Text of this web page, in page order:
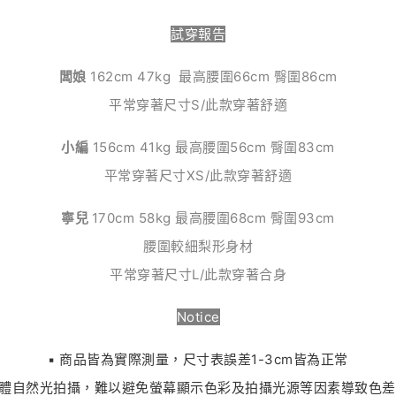
試穿報告
闆娘 162cm 47kg 最高腰圍66cm 臀圍86cm
平常穿著尺寸S/此款穿著舒適
小編 156cm 41kg 最高腰圍56cm 臀圍83cm
平常穿著尺寸XS/此款穿著舒適
寧兒 170cm 58kg 最高腰圍68cm 臀圍93cm
腰圍較細梨形身材
平常穿著尺寸L/此款穿著合身
Notice
▪︎ 商品皆為實際測量，尺寸表誤差1-3cm皆為正常
自然光拍攝，難以避免螢幕顯示色彩及拍攝光源等因素導致色